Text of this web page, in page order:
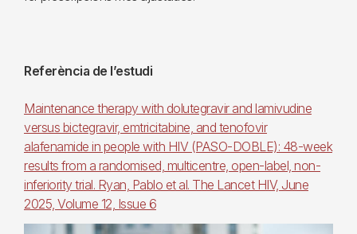
Referència de l’estudi
Maintenance therapy with dolutegravir and lamivudine
versus bictegravir, emtricitabine, and tenofovir
alafenamide in people with HIV (PASO-DOBLE): 48-week
results from a randomised, multicentre, open-label, non-
inferiority trial. Ryan, Pablo et al. The Lancet HIV, June
2025, Volume 12, Issue 6